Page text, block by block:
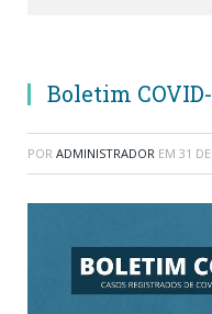
Boletim
POR ADMINISTRADOR EM 31